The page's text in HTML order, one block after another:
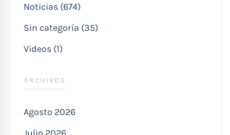
Noticias (674)
Sin categoría (35)
Videos (1)
ARCHIVOS
Agosto 2026
Julio 2026